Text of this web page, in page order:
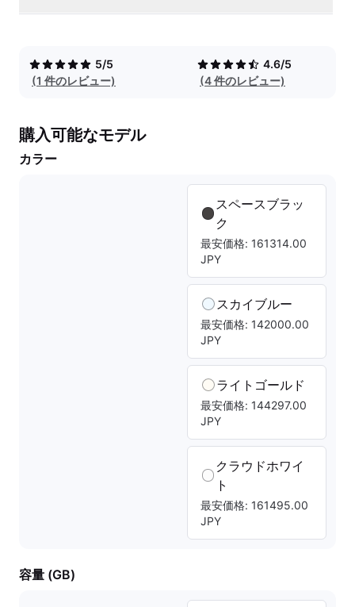
5/5
(1 件のレビュー)
4.6/5
(4 件のレビュー)
購入可能なモデル
カラー
スペースブラッ
ク
最安価格: 161314.00
JPY
スカイブルー
最安価格: 142000.00
JPY
ライトゴールド
最安価格: 144297.00
JPY
クラウドホワイ
ト
最安価格: 161495.00
JPY
容量 (GB)